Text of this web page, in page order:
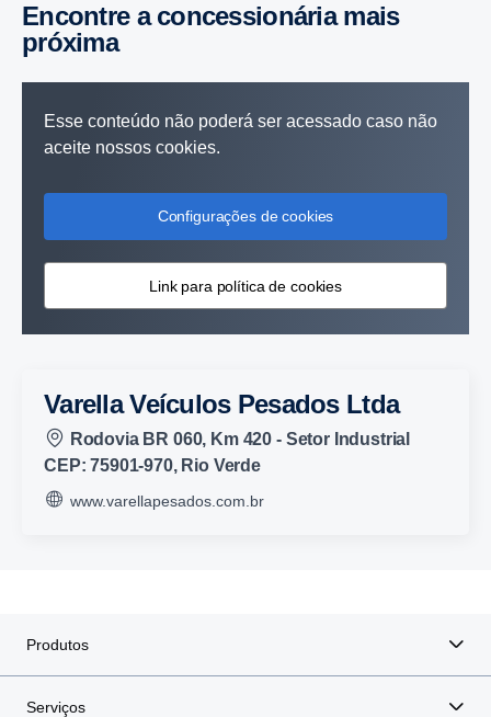
Encontre a concessionária mais
próxima
Esse conteúdo não poderá ser acessado caso não
aceite nossos cookies.
Configurações de cookies
Link para política de cookies
Varella Veículos Pesados Ltda
Rodovia BR 060, Km 420 - Setor Industrial
CEP: 75901-970, Rio Verde
www.varellapesados.com.br
Produtos
Serviços